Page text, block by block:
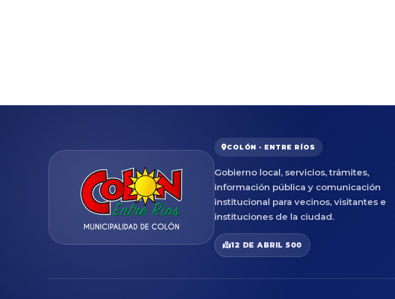
COLÓN · ENTRE RÍOS
Gobierno local, servicios, trámites,
información pública y comunicación
institucional para vecinos, visitantes e
instituciones de la ciudad.
12 DE ABRIL 500